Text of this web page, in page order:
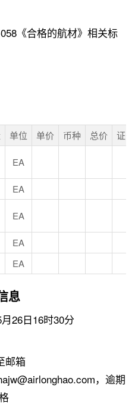
《合格的航材》相关标
单位 单价 币种 总价 证
EA
EA
EA
EA
EA
息
26日16时30分
邮箱
，逾期